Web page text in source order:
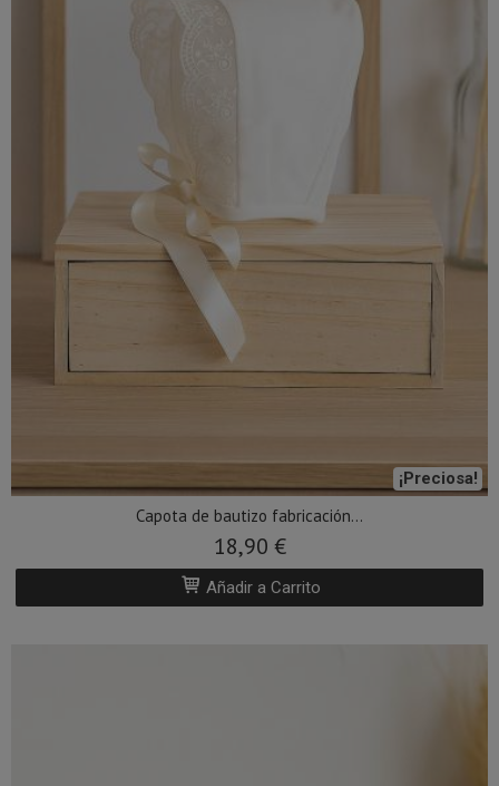
¡Preciosa!
Capota de bautizo fabricación...
18,90 €
Añadir a Carrito